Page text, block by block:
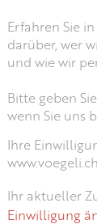
Erfahren Sie
darüber, wer
und wie wir
Bitte geben
wenn Sie uns
Ihre
www.voegeli.ch
Ihr aktueller
Einwilligung